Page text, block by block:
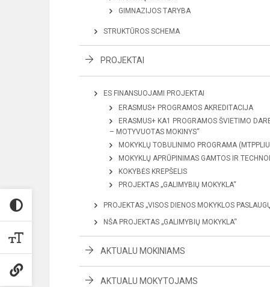
GIMNAZIJOS TARYBA
STRUKTŪROS SCHEMA
PROJEKTAI
ES FINANSUOJAMI PROJEKTAI
ERASMUS+ PROGRAMOS AKREDITACIJA
ERASMUS+ KA1 PROGRAMOS ŠVIETIMO
– MOTYVUOTAS MOKINYS“
MOKYKLŲ TOBULINIMO PROGRAMA
MOKYKLŲ APRŪPINIMAS GAMTOS IR
KOKYBĖS KREPŠELIS
PROJEKTAS „GALIMYBIŲ MOKYKLA“
PROJEKTAS „VISOS DIENOS MOKYKLOS
NŠA PROJEKTAS „GALIMYBIŲ MOKYKLA“
AKTUALU MOKINIAMS
AKTUALU MOKYTOJAMS